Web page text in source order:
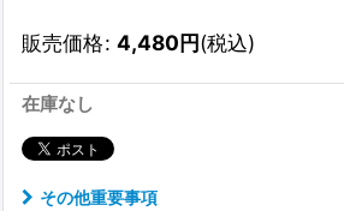
販売価格: 4,480円(税込)
在庫なし
その他重要事項